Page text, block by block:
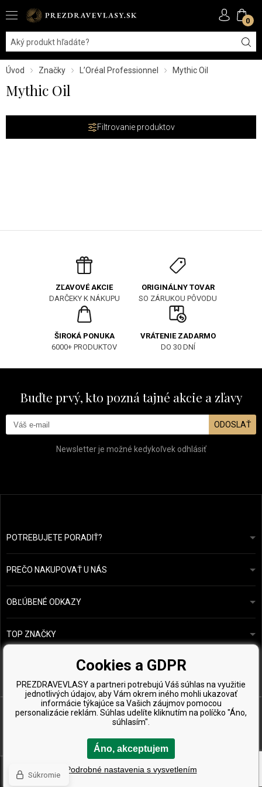
0
Úvod Značky L’Oréal Professionnel Mythic Oil
Mythic Oil
Filtrovanie produktov
ZĽAVOVÉ AKCIE
DARČEKY K NÁKUPU
ORIGINÁLNY TOVAR
SO ZÁRUKOU PÔVODU
ŠIROKÁ PONUKA
6000+ PRODUKTOV
VRÁTENIE ZADARMO
DO 30 DNÍ
Buďte prvý, kto pozná tajné akcie a zľavy
ODOSLAŤ
Newsletter je možné kedykoľvek odhlásiť
POTREBUJETE PORADIŤ?info@prozdravevlasy.cz
Odpovieme do 24 hodín.
PREČO NAKUPOVAŤ U NÁS
Obchodní podmínky
Ochrana osobních údajů
Přehled plateb a dopravy
OBĽÚBENÉ ODKAZY
Náš příběh
Vzorky zdarma
TOP ZNAČKY
Kérastase
Wella Professionals
Zenz Organic
Copyright © 2026 PreZdravéVlasy.sk, Všetky práva vyhradené
Cookies a GDPR
PREZDRAVEVLASY a partneri potrebujú Váš súhlas na využitie
jednotlivých údajov, aby Vám okrem iného mohli ukazovať
informácie týkajúce sa Vašich záujmov pomocou
personalizácie reklám. Súhlas udelíte kliknutím na políčko "Áno,
súhlasím".
Áno, akceptujem
Podrobné nastavenia s vysvetlením
Súkromie